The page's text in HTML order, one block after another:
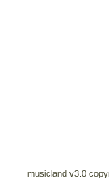
musicland v3.0